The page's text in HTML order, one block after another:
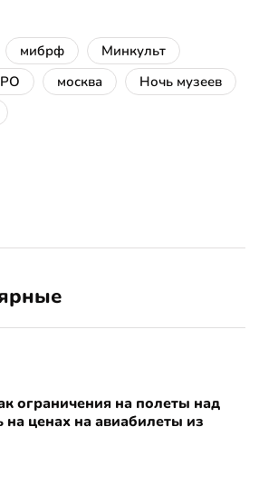
мибрф
Минкульт
москва
Ночь музеев
ограничения на полеты над
на ценах на авиабилеты из